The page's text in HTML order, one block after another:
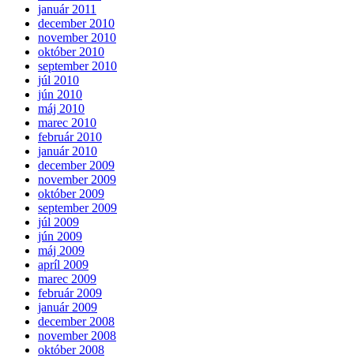
január 2011
december 2010
november 2010
október 2010
september 2010
júl 2010
jún 2010
máj 2010
marec 2010
február 2010
január 2010
december 2009
november 2009
október 2009
september 2009
júl 2009
jún 2009
máj 2009
apríl 2009
marec 2009
február 2009
január 2009
december 2008
november 2008
október 2008